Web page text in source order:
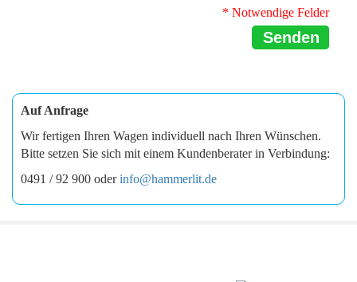
* Notwendige Felder
Senden
Auf Anfrage
Wir fertigen Ihren Wagen individuell nach Ihren Wünschen.
Bitte setzen Sie sich mit einem Kundenberater in Verbindung:
0491 / 92 900 oderinfo@hammerlit.de